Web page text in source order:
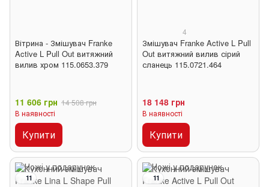
Вітрина - Змішувач Franke
Active L Pull Out витяжний
вилив хром 115.0653.379
11 606 грн 14 508 грн
В наявності
Купити
4
Змішувач Franke Active L Pull
Out витяжний вилив сірий
сланець 115.0721.464
18 148 грн
В наявності
Купити
11
11